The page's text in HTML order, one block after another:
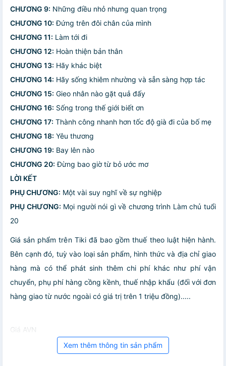
CHƯƠNG 9: Những điều nhỏ nhưng quan trọng
CHƯƠNG 10: Đứng trên đôi chân của mình
CHƯƠNG 11: Làm tới đi
CHƯƠNG 12: Hoàn thiện bản thân
CHƯƠNG 13: Hãy khác biệt
CHƯƠNG 14: Hãy sống khiêm nhường và sẵn sàng hợp tác
CHƯƠNG 15: Gieo nhân nào gặt quả đấy
CHƯƠNG 16: Sống trong thế giới biết ơn
CHƯƠNG 17: Thành công nhanh hơn tốc độ già đi của bố mẹ
CHƯƠNG 18: Yêu thương
CHƯƠNG 19: Bay lên nào
CHƯƠNG 20: Đừng bao giờ từ bỏ ước mơ
LỜI KẾT
PHỤ CHƯƠNG: Một vài suy nghĩ về sự nghiệp
PHỤ CHƯƠNG: Mọi người nói gì về chương trình Làm chủ tuổi
20
Giá sản phẩm trên Tiki đã bao gồm thuế theo luật hiện hành.
Bên cạnh đó, tuỳ vào loại sản phẩm, hình thức và địa chỉ giao
hàng mà có thể phát sinh thêm chi phí khác như phí vận
chuyển, phụ phí hàng cồng kềnh, thuế nhập khẩu (đối với đơn
hàng giao từ nước ngoài có giá trị trên 1 triệu đồng).....
Giá AVN
Xem thêm thông tin sản phẩm